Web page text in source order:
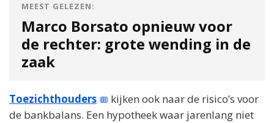
MEEST GELEZEN:
Marco Borsato opnieuw voor
de rechter: grote wending in de
zaak
Toezichthouders
kijken ook naar de risico’s voor
de bankbalans. Een hypotheek waar jarenlang niet